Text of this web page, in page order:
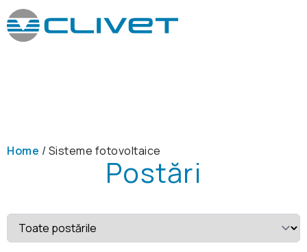
Home /Sisteme fotovoltaice
Postări